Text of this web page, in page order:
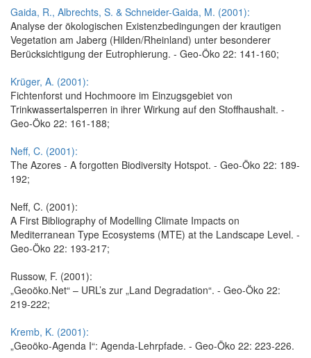
Gaida, R., Albrechts, S. & Schneider-Gaida, M. (2001):
Analyse der ökologischen Existenzbedingungen der krautigen
Vegetation am Jaberg (Hilden/Rheinland) unter besonderer
Berücksichtigung der Eutrophierung. - Geo-Öko 22: 141-160;
Krüger, A. (2001):
Fichtenforst und Hochmoore im Einzugsgebiet von
Trinkwassertalsperren in ihrer Wirkung auf den Stoffhaushalt. -
Geo-Öko 22: 161-188;
Neff, C. (2001):
The Azores - A forgotten Biodiversity Hotspot. - Geo-Öko 22: 189-
192;
Neff, C. (2001):
A First Bibliography of Modelling Climate Impacts on
Mediterranean Type Ecosystems (MTE) at the Landscape Level. -
Geo-Öko 22: 193-217;
Russow, F. (2001):
„Geoöko.Net“ – URL’s zur „Land Degradation“. - Geo-Öko 22:
219-222;
Kremb, K. (2001):
„Geoöko-Agenda I“: Agenda-Lehrpfade. - Geo-Öko 22: 223-226.